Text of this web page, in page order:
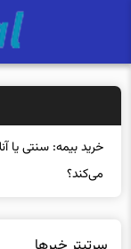
خرید بیمه